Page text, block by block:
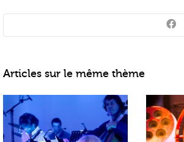
Articles sur le même thème